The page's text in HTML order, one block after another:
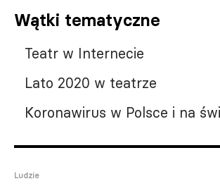
Wątki tematyczne
Teatr w Internecie
Lato 2020 w teatrze
Koronawirus w Polsce i na
Ludzie